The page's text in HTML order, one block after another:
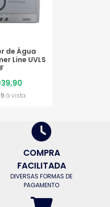
de Água
Line UVLS
à vista
COMPRA
FACILITADA
DIVERSAS FORMAS DE
PAGAMENTO